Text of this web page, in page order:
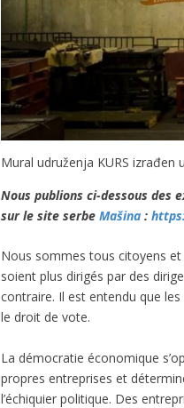
Mural udruženja KURS izrađen
Nous publions ci-dessous des
sur le site serbeMašina :
Nous sommes tous citoyens
soient plus dirigés par des
contraire. Il est entendu que les
le droit de vote.
La démocratie économique
propres entreprises et
l’échiquier politique. Des